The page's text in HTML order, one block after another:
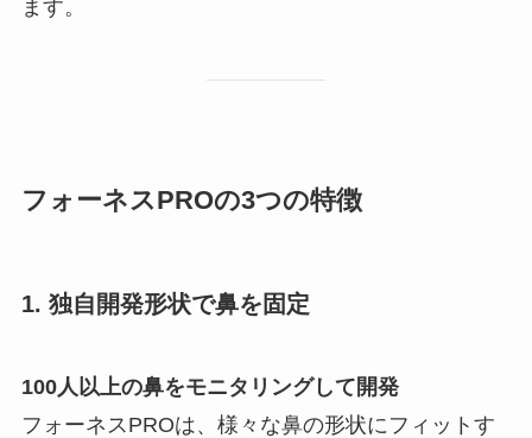
ます。
フォーネスPROの3つの特徴
1. 独自開発形状で鼻を固定
100人以上の鼻をモニタリングして開発
フォーネスPROは、様々な鼻の形状にフィットす